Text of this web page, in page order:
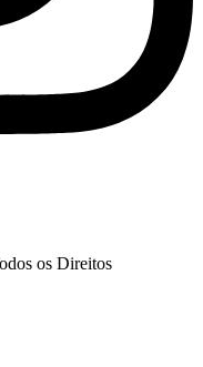
os Direitos